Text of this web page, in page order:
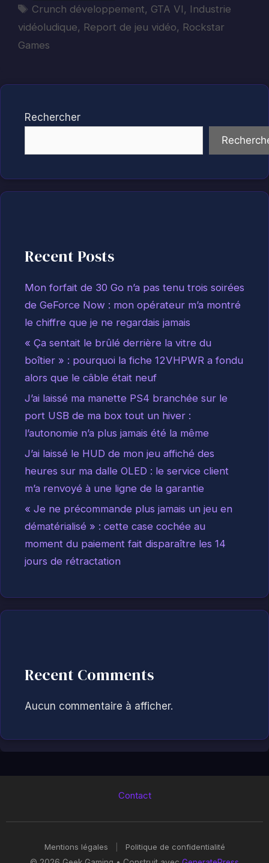
Étiquettes
Crunch développement, GTA VI, Industrie
vidéoludique, Report de jeu vidéo, Rockstar
Games
Rechercher
Recent Posts
Mon forfait de 30 Go n’a pas tenu trois soirées
de GeForce Now : mon opérateur m’a montré
le chiffre que je ne regardais jamais
« Ça sentait le brûlé derrière la vitre du
boîtier » : pourquoi la fiche 12VHPWR a fondu
alors que le câble était neuf
J’ai laissé ma manette PS4 branchée sur le
port USB de ma box tout un hiver :
l’autonomie n’a plus jamais été la même
J’ai laissé le HUD de mon jeu affiché des
heures sur ma dalle OLED : le service client
m’a renvoyé à une ligne de la garantie
« Je ne précommande plus jamais un jeu en
dématérialisé » : cette case cochée au
moment du paiement fait disparaître les 14
jours de rétractation
Recent Comments
Aucun commentaire à afficher.
Contact
Mentions légales
Politique de confidentialité